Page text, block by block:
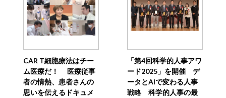
CAR T細胞療法はチー
ム医療だ！ 医療従事
者の情熱、患者さんの
思いを伝えるドキュメ
「第4回科学的人事アワ
ード2025」を開催 デ
ータとAIで変わる人事
戦略 科学的人事の最